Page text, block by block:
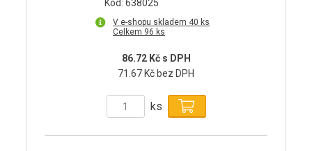
Kód: 638025
V e-shopu skladem 40 ks
Celkem 96 ks
86.72 Kč s DPH
71.67 Kč bez DPH
ks